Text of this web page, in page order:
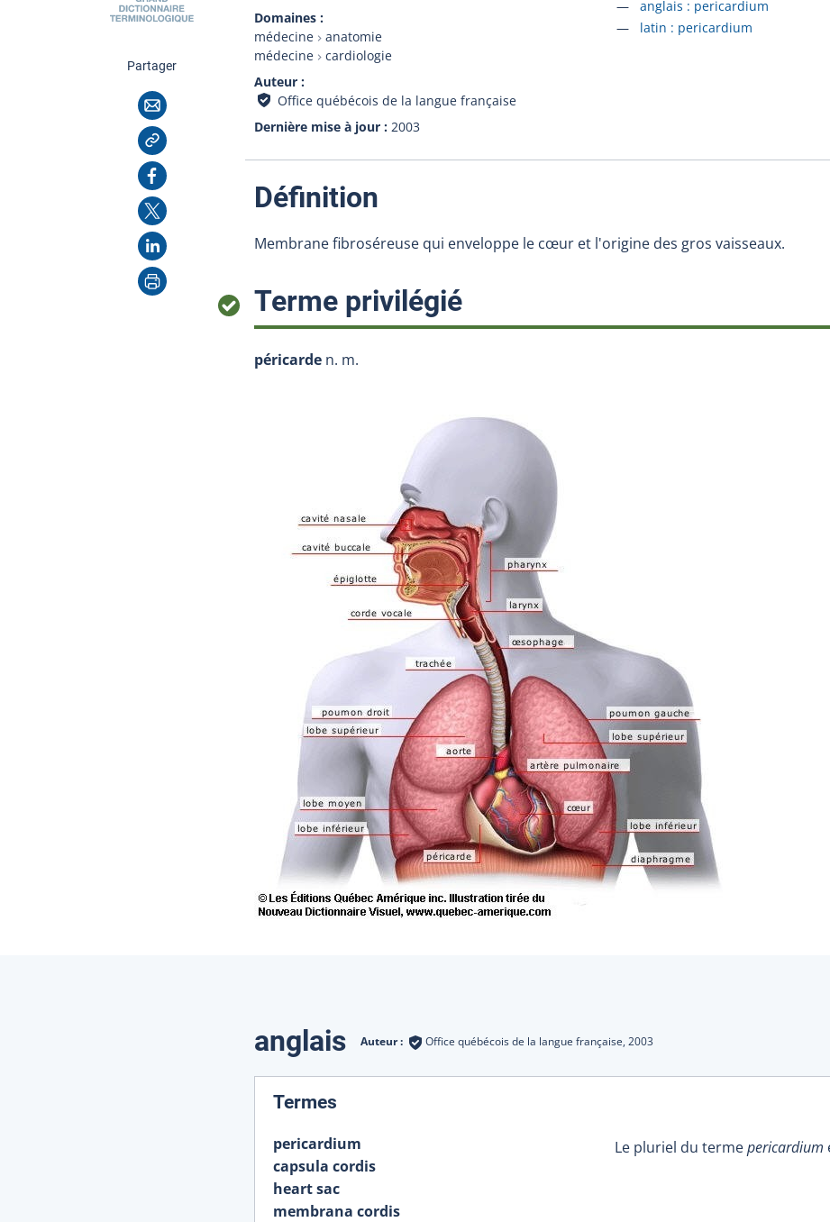
Domaines
médecine
anatomie
médecine
cardiologie
Auteur
Office québécois de la langue française
Dernière mise à jour
2003
Accéder à la fiche en
anglais : pericardium
Accéder à la fiche en
latin : pericardium
Partagercette page
Courriel
Copier l'adresse
Facebook
X
LinkedIn
Imprimer
Définition
Membrane fibroséreuse qui enveloppe le cœur et l'origine des gros vaisseaux.
Terme privilégié:
péricarde n. m.
Traductions
anglais Auteur : Office québécois de la langue française, 2003
Termes
pericardium
capsula cordis
heart sac
membrana cordis
Le pluriel du termepericardium